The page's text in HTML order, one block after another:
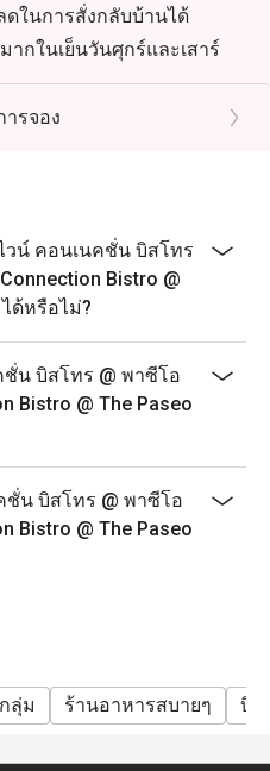
ในการสั่งกลับบ้านได้
กในเย็นวันศุกร์และเสาร์
ระมาณ 2-3 นาที
รจอง
วน์ คอนเนคชั่น บิสโทร
Bistro @
ด้หรือไม่?
ชั่น บิสโทร @ พาซีโอ
Bistro @ The Paseo
ชั่น บิสโทร @ พาซีโอ
Bistro @ The Paseo
ลุ่ม ร้านอาหารสบายๆ บิส